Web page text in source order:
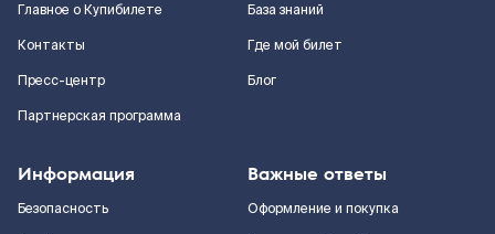
Главное о Купибилете
Контакты
Пресс-центр
Партнерская программа
База знаний
Где мой билет
Блог
Информация
Безопасность
Важные ответы
Оформление и покупка